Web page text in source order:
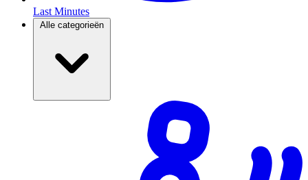
Last Minutes
Alle categorieën